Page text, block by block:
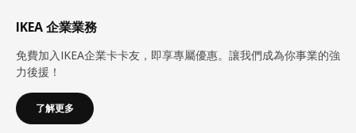
IKEA 企業業務
免費加入IKEA企業卡卡友，即享專屬優惠。讓我們成為你事業的強
力後援！
了解更多